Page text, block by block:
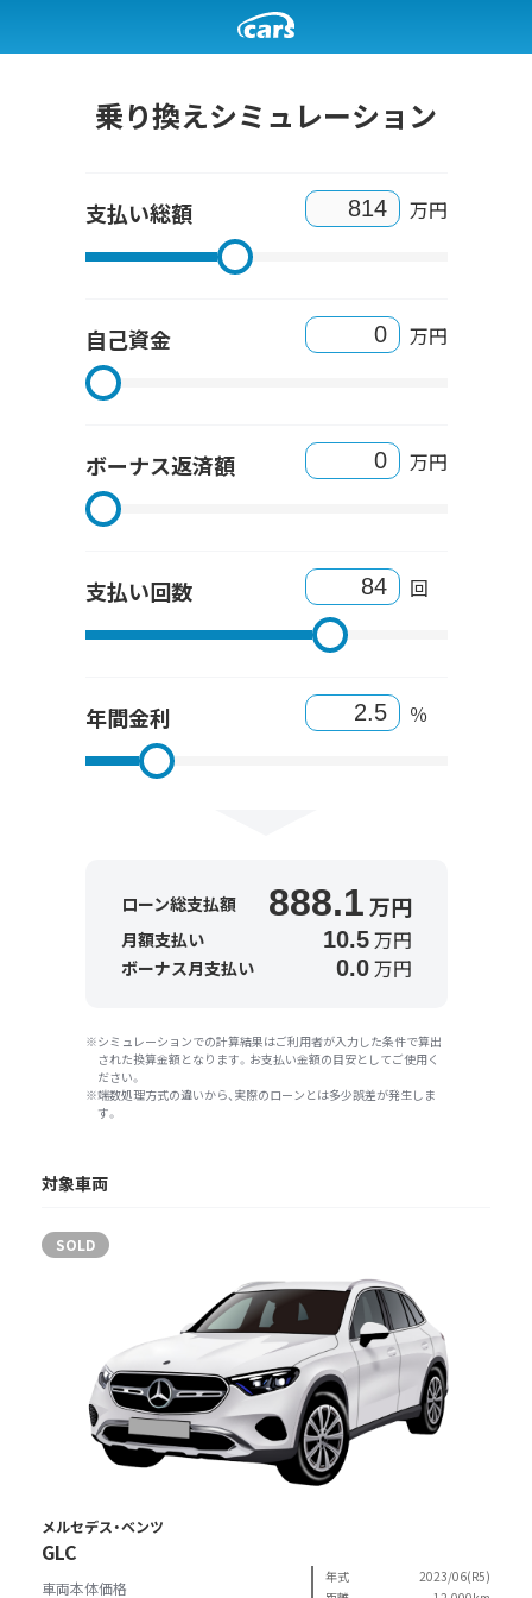
乗り換えシミュレーション
支払い総額 万円
自己資金 万円
ボーナス返済額 万円
支払い回数 回
年間金利 ％
ローン総支払額 888.1万円
月額支払い 10.5 万円
ボーナス月支払い 0.0 万円
シミュレーションでの計算結果はご利用者が入力した条件で算出
された換算金額となります。お支払い金額の目安としてご使用く
ださい。
端数処理方式の違いから、実際のローンとは多少誤差が発生しま
す。
対象車両
SOLD
メルセデス・ベンツ
GLC
車両本体価格
年式
2023/06(R5)